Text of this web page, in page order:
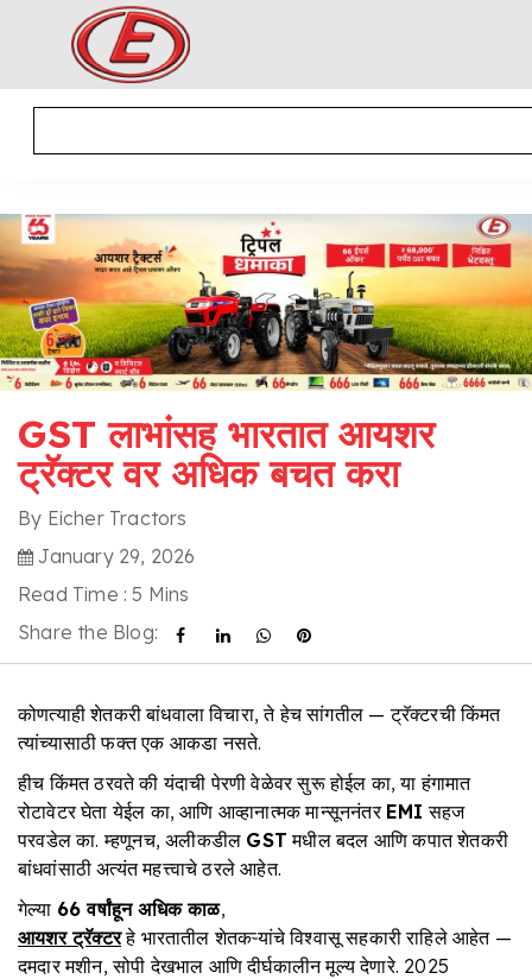
GST लाभांसह भारतात आयशर
ट्रॅक्टर वर अधिक बचत करा
By Eicher Tractors
January 29, 2026
Read Time : 5 Mins
Share the Blog:
कोणत्याही शेतकरी बांधवाला विचारा, ते हेच सांगतील — ट्रॅक्टरची किंमत
त्यांच्यासाठी फक्त एक आकडा नसते.
हीच किंमत ठरवते की यंदाची पेरणी वेळेवर सुरू होईल का, या हंगामात
रोटावेटर घेता येईल का, आणि आव्हानात्मक मान्सूननंतर EMI सहज
परवडेल का. म्हणूनच, अलीकडील GST मधील बदल आणि कपात शेतकरी
बांधवांसाठी अत्यंत महत्त्वाचे ठरले आहेत.
गेल्या 66वर्षांहून अधिक काळ,
आयशर ट्रॅक्टरहे भारतातील शेतकऱ्यांचे विश्वासू सहकारी राहिले आहेत —
दमदार मशीन, सोपी देखभाल आणि दीर्घकालीन मूल्य देणारे. 2025